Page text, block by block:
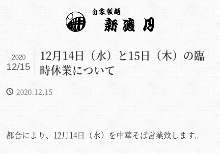
12月14日（水）と15日（木）の臨
時休業について
2020
12/15
2020.12.15
都合により、12月14日（水）を中華そば営業致します。